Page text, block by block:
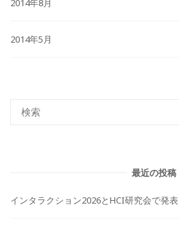
2014年8月
2014年5月
最近の投稿
インタラクション2026とHCI研究会で発表